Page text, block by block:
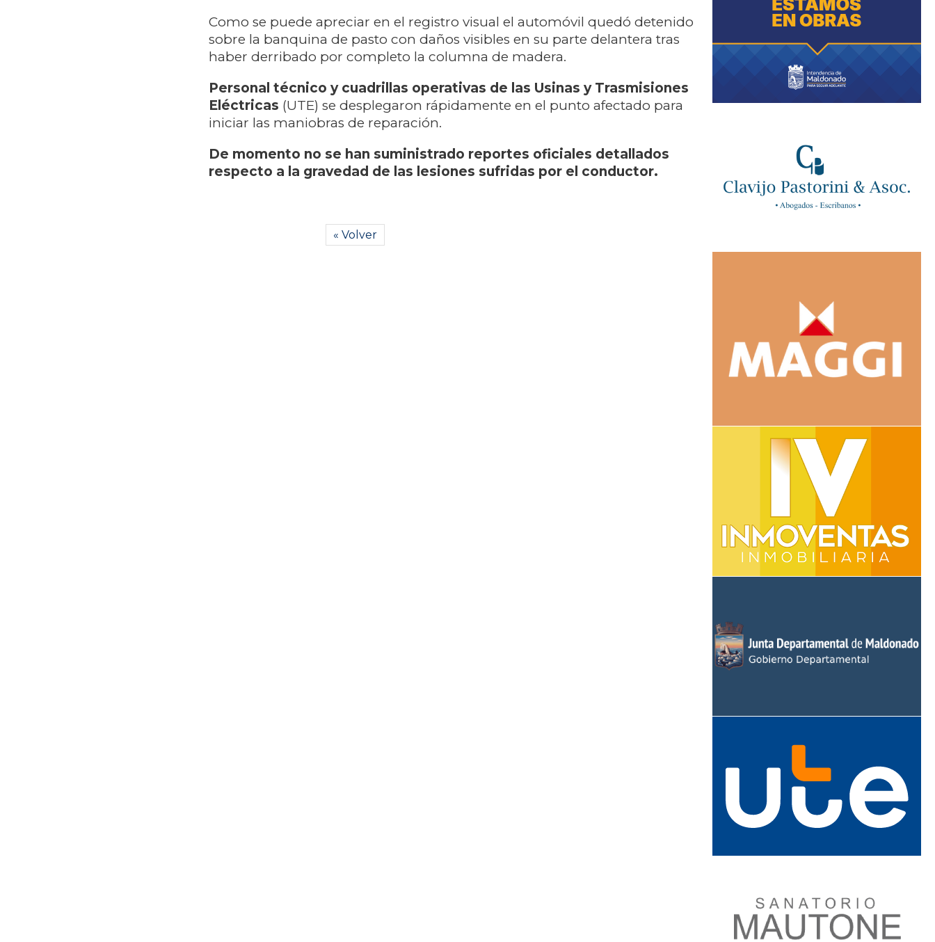
Como se puede apreciar en el registro visual el automóvil quedó detenido
sobre la banquina de pasto con daños visibles en su parte delantera tras
haber derribado por completo la columna de madera.
Personal técnico y cuadrillas operativas de las Usinas y Trasmisiones
Eléctricas (UTE) se desplegaron rápidamente en el punto afectado para
iniciar las maniobras de reparación.
De momento no se han suministrado reportes oficiales detallados
respecto a la gravedad de las lesiones sufridas por el conductor.
« Volver